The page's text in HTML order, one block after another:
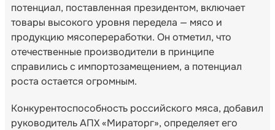
потенциал, поставленная президентом, включает
товары высокого уровня передела — мясо и
продукцию мясопереработки. Он отметил, что
отечественные производители в принципе
справились с импортозамещением, а потенциал
роста остается огромным.
Конкурентоспособность российского мяса, добавил
руководитель АПХ «Мираторг», определяет его